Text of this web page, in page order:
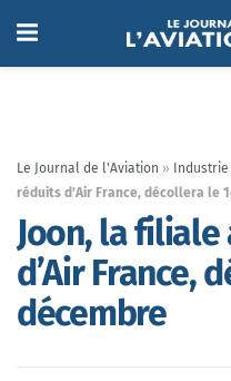
Le Journal de l'Aviation »
réduits d’Air France, décollera le
Joon, la
d’Air France,
décembre